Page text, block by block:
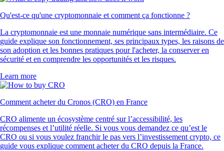
Qu'est-ce qu'une cryptomonnaie et comment ça fonctionne ?
La cryptomonnaie est une monnaie numérique sans intermédiaire. Ce
guide explique son fonctionnement, ses principaux types, les raisons de
son adoption et les bonnes pratiques pour l'acheter, la conserver en
sécurité et en comprendre les opportunités et les risques.
Learn more
Comment acheter du Cronos (CRO) en France
CRO alimente un écosystème centré sur l’accessibilité, les
récompenses et l’utilité réelle. Si vous vous demandez ce qu’est le
CRO ou si vous voulez franchir le pas vers l’investissement crypto, ce
guide vous explique comment acheter du CRO depuis la France.